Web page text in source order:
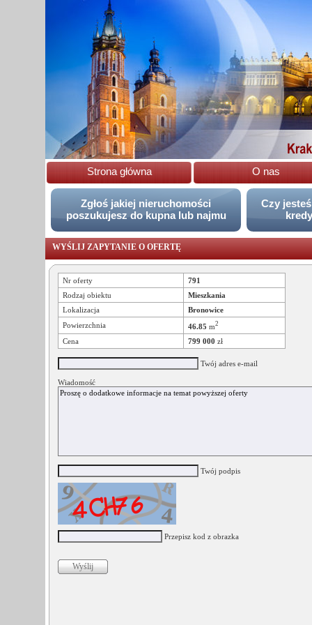
Strona główna O nas
Zgłoś jakiej nieruchomości
poszukujesz do kupna lub najmu
Czy
WYŚLIJ ZAPYTANIE O OFERTĘ
Nr oferty
791
Rodzaj obiektu
Mieszkania
Lokalizacja
Bronowice
Powierzchnia
46.85 m2
Cena 799 000 zł
Twój adres e-mail
Wiadomość
Twój podpis
Przepisz kod z obrazka